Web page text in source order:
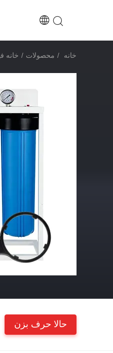
خانه / محصولات / خانه
حالا حرف بزن